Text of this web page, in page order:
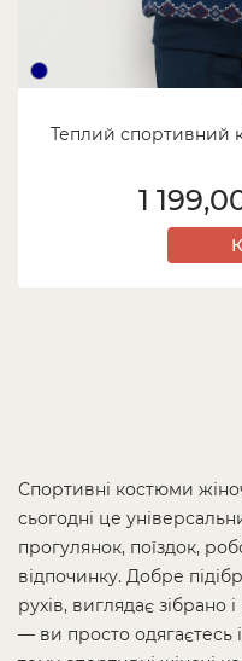
Теплий спортивний
1
Спортивні костюми
сьогодні це
прогулянок, поїздок,
відпочинку. Добре
рухів, виглядає зібрано
— ви просто одягаєтесь